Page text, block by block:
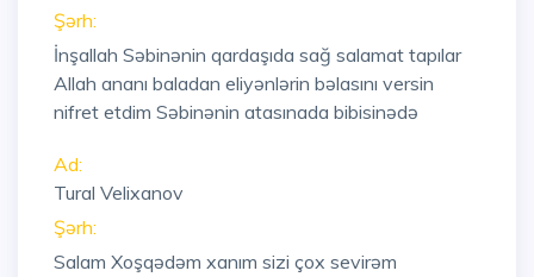
Şərh:
İnşallah Səbinənin qardaşıda sağ salamat tapılar
Allah ananı baladan eliyənlərin bəlasını versin
nifret etdim Səbinənin atasınada bibisinədə
Ad:
Tural Velixanov
Şərh:
Salam Xoşqədəm xanım sizi çox sevirəm